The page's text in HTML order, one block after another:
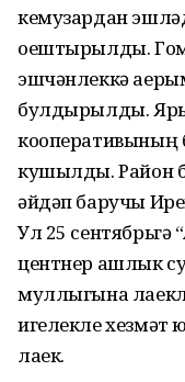
кемузардан
оештырылды.
эшчәнлеккә
булдырылды.
кооперативының
кушылды. Район
әйдәп баручы
Ул 25 сентябрьгә
центнер ашлык
муллыгына
игелекле хезмәт
лаек.